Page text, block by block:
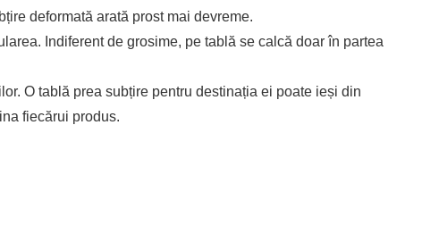
deformată arată prost mai devreme.
Indiferent de grosime, pe tablă se calcă doar în partea
O tablă prea subțire pentru destinația ei poate ieși din
fiecărui produs.